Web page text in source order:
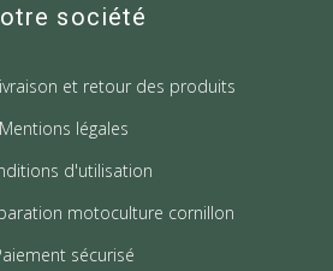
société
et retour des produits
Mentions légales
d'utilisation
motoculture cornillon
sécurisé